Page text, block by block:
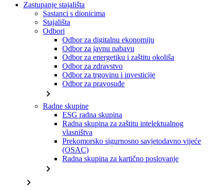
Zastupanje stajališta
Sastanci s dionicima
Stajališta
Odbori
Odbor za digitalnu ekonomiju
Odbor za javnu nabavu
Odbor za energetiku i zaštitu okoliša
Odbor za zdravstvo
Odbor za trgovinu i investicije
Odbor za pravosuđe
chevron_right
Radne skupine
ESG radna skupina
Radna skupina za zaštitu intelektualnog
vlasništva
Prekomorsko sigurnosno savjetodavno vijeće
(OSAC)
Radna skupina za kartično poslovanje
chevron_right
chevron_right